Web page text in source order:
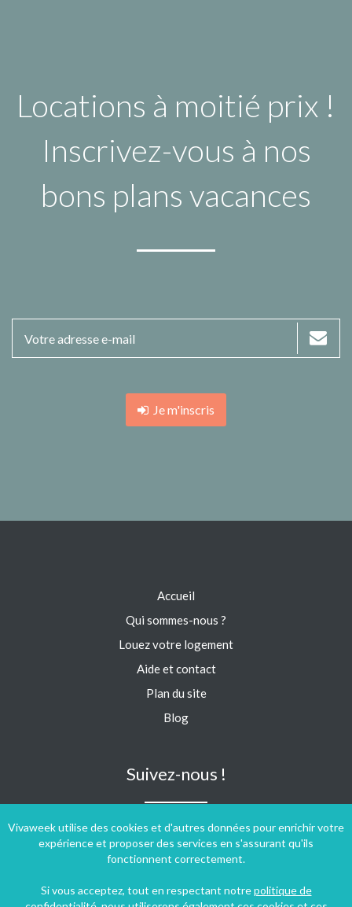
Locations à moitié prix !
Inscrivez-vous à nos
bons plans vacances
Je m'inscris
Vivaweek utilise des cookies et d'autres données pour enrichir votre
expérience et proposer des services en s'assurant qu'ils
fonctionnent correctement.
Si vous acceptez, tout en respectant notrepolitique de
Accueil
Qui sommes-nous ?
Louez votre logement
Aide et contact
Plan du site
Blog
Suivez-nous !